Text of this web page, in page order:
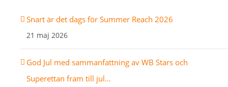
Snart är det dags för Summer Reach 2026
21 maj 2026
God Jul med sammanfattning av WB Stars och
Superettan fram till jul…